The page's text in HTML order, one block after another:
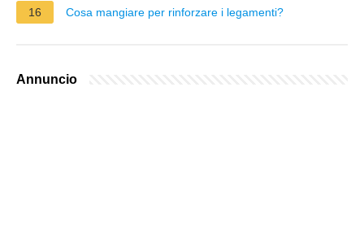
16 Cosa mangiare per rinforzare i legamenti?
Annuncio